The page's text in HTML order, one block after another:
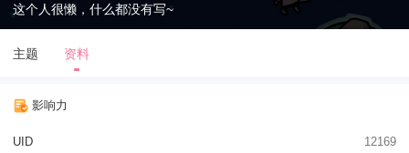
这个人很懒，什么都没有写~
主题 资料
影响力
UID 12169